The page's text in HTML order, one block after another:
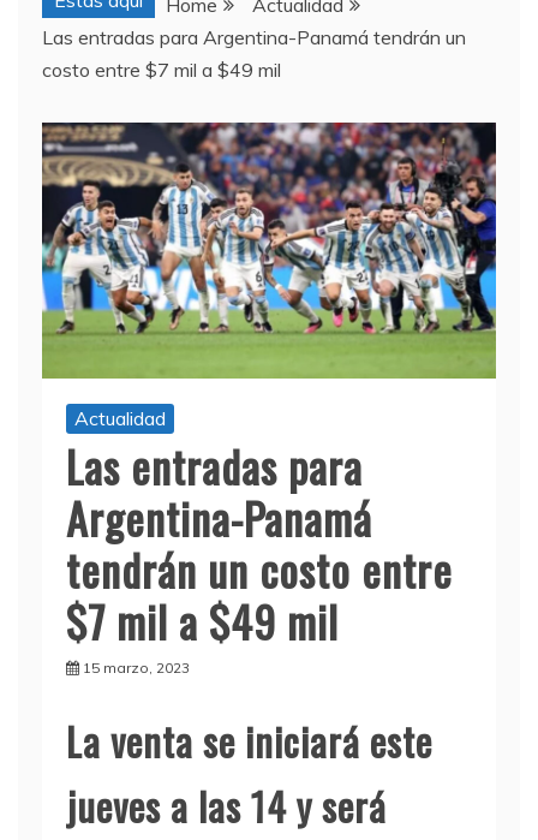
Home
Actualidad
Las entradas para Argentina-Panamá tendrán un
costo entre $7 mil a $49 mil
Actualidad
Las entradas para
Argentina-Panamá
tendrán un costo entre
$7 mil a $49 mil
15 marzo, 2023
La venta se iniciará este
jueves a las 14 y será